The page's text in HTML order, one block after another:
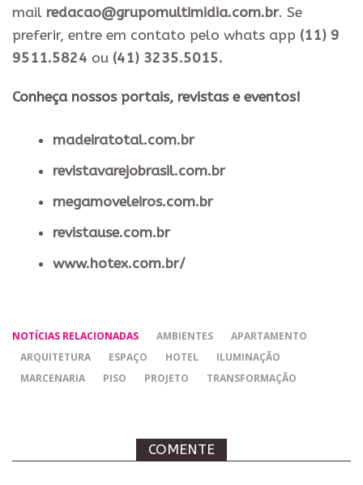
mail redacao@grupomultimidia.com.br. Se
preferir, entre em contato pelo whats app (11) 9
9511.5824 ou (41) 3235.5015.
​Conheça nossos ​portais, revistas e eventos​!
madeiratotal.com.br
revistavarejobrasil.com.br
megamoveleiros.com.br
revistause.com.br
www.hotex.com.br/
NOTÍCIAS RELACIONADAS AMBIENTES
APARTAMENTO
ARQUITETURA
ESPAÇO HOTEL
ILUMINAÇÃO
MARCENARIA
PISO PROJETO TRANSFORMAÇÃO
COMENTE